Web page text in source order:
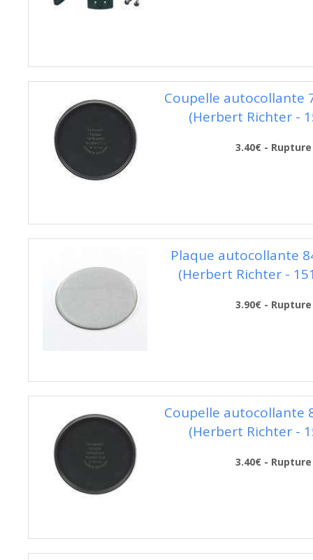
Coupelle autocollante
(Herbert Richter -
3.40€ - Rupture
Plaque autocollante
(Herbert Richter -
3.90€ - Rupture
Coupelle autocollante
(Herbert Richter -
3.40€ - Rupture